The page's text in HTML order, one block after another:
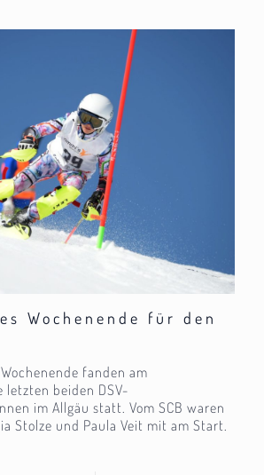
Wochenende für den
fanden am
letzten beiden DSV-
im Allgäu statt. Vom SCB waren
Stolze und Paula Veit mit am Start.